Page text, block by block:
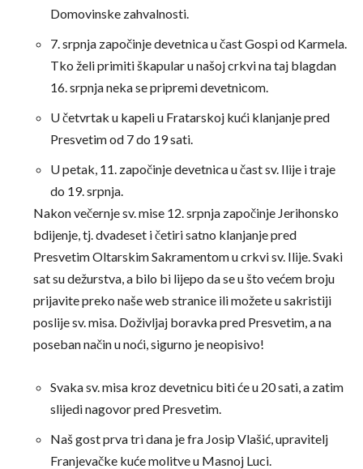
Domovinske zahvalnosti.
7. srpnja započinje devetnica u čast Gospi od Karmela.
Tko želi primiti škapular u našoj crkvi na taj blagdan
16. srpnja neka se pripremi devetnicom.
U četvrtak u kapeli u Fratarskoj kući klanjanje pred
Presvetim od 7 do 19 sati.
U petak, 11. započinje devetnica u čast sv. Ilije i traje
do 19. srpnja.
Nakon večernje sv. mise 12. srpnja započinje Jerihonsko
bdijenje, tj. dvadeset i četiri satno klanjanje pred
Presvetim Oltarskim Sakramentom u crkvi sv. Ilije. Svaki
sat su dežurstva, a bilo bi lijepo da se u što većem broju
prijavite preko naše web stranice ili možete u sakristiji
poslije sv. misa. Doživljaj boravka pred Presvetim, a na
poseban način u noći, sigurno je neopisivo!
Svaka sv. misa kroz devetnicu biti će u 20 sati, a zatim
slijedi nagovor pred Presvetim.
Naš gost prva tri dana je fra Josip Vlašić, upravitelj
Franjevačke kuće molitve u Masnoj Luci.